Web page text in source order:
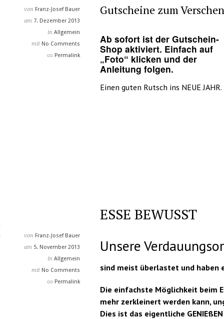
von Franz-Josef Bauer
am 7. Dezember 2013
in Allgemein
mit No Comments
Permalink
Gutscheine zum
Ab sofort ist der Gutschein-
Shop aktiviert. Einfach auf
„Foto“ klicken und der
Anleitung folgen.
Einen guten Rutsch ins NEUE JAHR.
ESSE BEWUSST
von Franz-Josef Bauer
am 5. November 2013
in Allgemein
mit No Comments
Permalink
Unsere
sind meist überlastet und haben
Die einfachste Möglichkeit beim
mehr zerkleinert werden kann,
Dies ist das eigentliche